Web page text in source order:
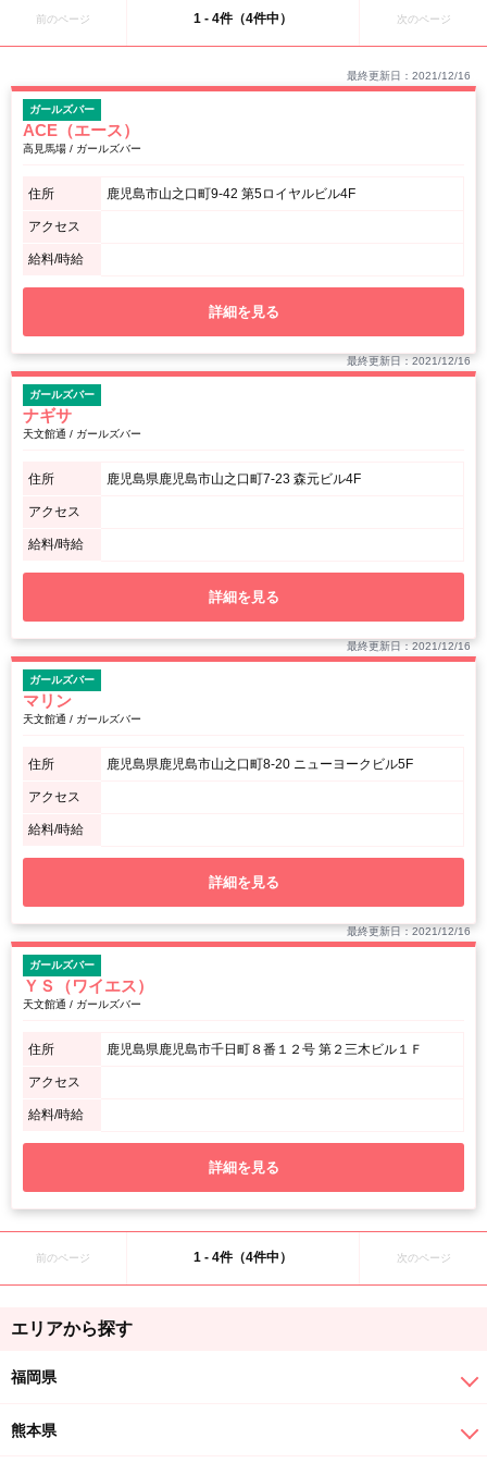
前のページ 1 - 4件（4件中） 次のページ
最終更新日：2021/12/16
ガールズバー
ACE（エース）
高見馬場 / ガールズバー
住所 鹿児島市山之口町9-42 第5ロイヤルビル4F
アクセス
給料/時給
詳細を見る
最終更新日：2021/12/16
ガールズバー
ナギサ
天文館通 / ガールズバー
住所 鹿児島県鹿児島市山之口町7-23 森元ビル4F
アクセス
給料/時給
詳細を見る
最終更新日：2021/12/16
ガールズバー
マリン
天文館通 / ガールズバー
住所 鹿児島県鹿児島市山之口町8-20 ニューヨークビル5F
アクセス
給料/時給
詳細を見る
最終更新日：2021/12/16
ガールズバー
ＹＳ（ワイエス）
天文館通 / ガールズバー
住所 鹿児島県鹿児島市千日町８番１２号 第２三木ビル１Ｆ
アクセス
給料/時給
詳細を見る
前のページ 1 - 4件（4件中） 次のページ
エリアから探す
福岡県
熊本県